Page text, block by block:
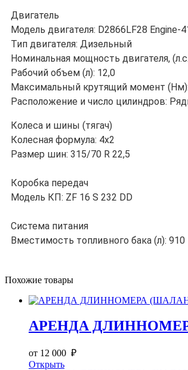
Двигатель
Модель двигателя: D2866LF28 Engine-
Тип двигателя: Дизельный
Номинальная мощность двигателя,
Рабочий объем (л): 12,0
Максимальный крутящий момент
Расположение и число цилиндров:
Колеса и шины (тягач)
Колесная формула: 4x2
Размер шин: 315/70 R 22,5
Коробка передач
Модель КП: ZF 16 S 232 DD
Система питания
Вместимость топливного бака (л): 910
Похожие товары
АРЕНДА
от 12 000 ₽
Открыть